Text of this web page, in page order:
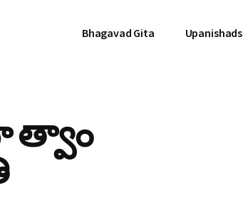
Bhagavad Gita Upanishads
త్వాం